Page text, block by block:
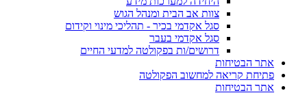
צוות אב הבית ומנהל הגוש
סגל אקדמי בכיר - תהליכי מינוי וקידום
סגל אקדמי בעבר
דרושים/ות בפקולטה למדעי החיים
אתר הבטיחות
פתיחת קריאה למחשוב הפקולטה
אתר הבטיחות